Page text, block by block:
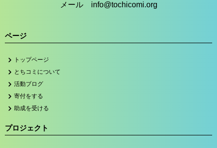
メール info@tochicomi.org
ページ
トップページ
とちコミについて
活動ブログ
寄付をする
助成を受ける
プロジェクト